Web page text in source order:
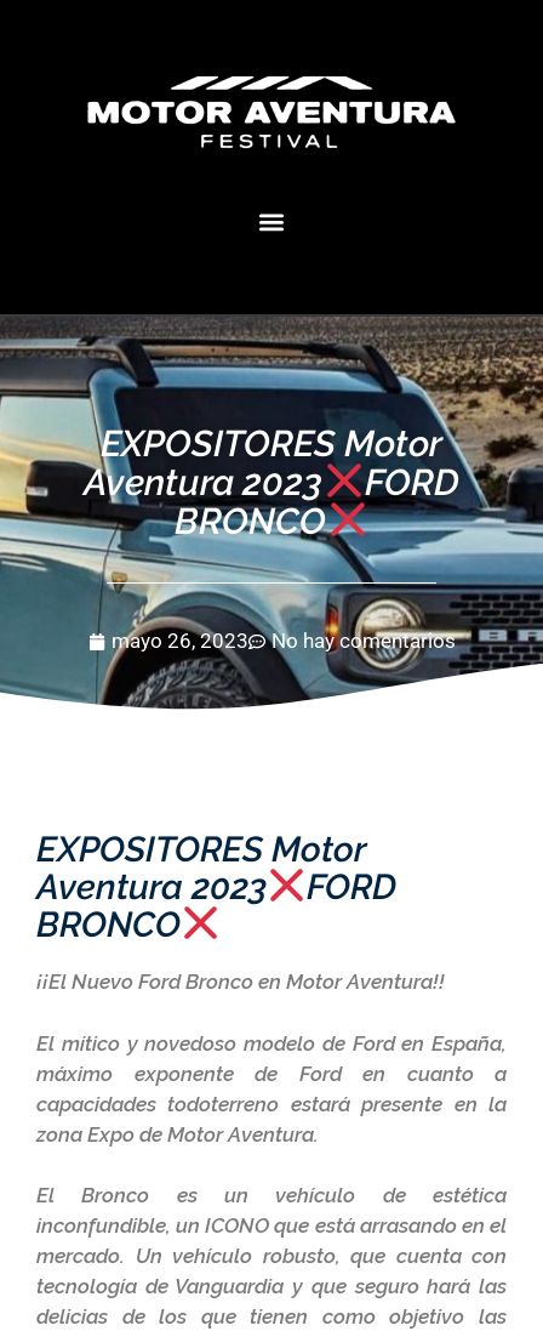
EXPOSITORES Motor
Aventura 2023
FORD
BRONCO
mayo 26, 2023 No hay comentarios
EXPOSITORES Motor
Aventura 2023
FORD
BRONCO
¡¡El Nuevo Ford Bronco en Motor Aventura!!
El mítico y novedoso modelo de Ford en España,
máximo exponente de Ford en cuanto a
capacidades todoterreno estará presente en la
zona Expo de Motor Aventura.
El Bronco es un vehículo de estética
inconfundible, un ICONO que está arrasando en el
mercado. Un vehículo robusto, que cuenta con
tecnología de Vanguardia y que seguro hará las
delicias de los que tienen como objetivo las